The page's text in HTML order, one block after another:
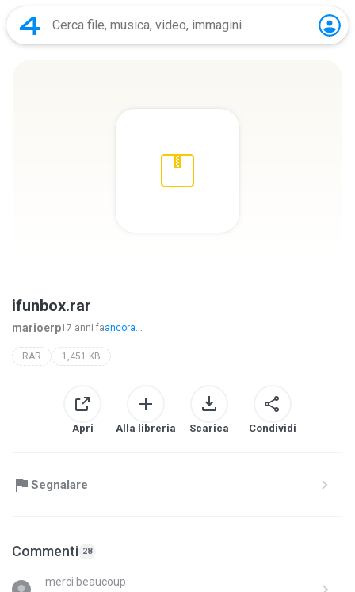
ifunbox.rar
marioerp17 anni faancora...
RAR 1,451 KB
Apri Alla libreria Scarica Condividi
Segnalare
Commenti 28
merci beaucoup